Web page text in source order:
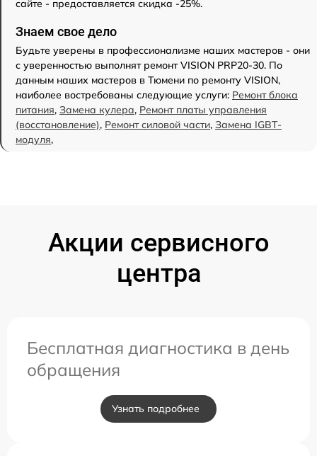
сайте - предоставляется скидка -25%.
Знаем свое дело
Будьте уверены в профессионализме наших мастеров - они
с уверенностью выполнят ремонт VISION PRP20-30. По
данным наших мастеров в Тюмени по ремонту VISION,
наиболее востребованы следующие услуги: Ремонт блока
питания, Замена кулера, Ремонт платы управления
(восстановление), Ремонт силовой части, Замена IGBT-
модуля,
Акции сервисного
центра
Бесплатная диагностика в день
обращения
Узнать подробнее